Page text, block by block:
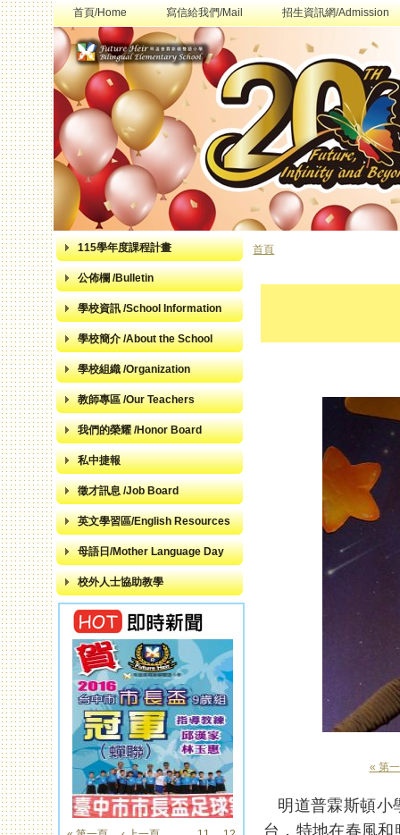
首頁/Home 寫信給我們/Mail 招生資訊網/Admission
115學年度課程計畫
公佈欄 /Bulletin
學校資訊 /School Information
學校簡介 /About the School
學校組織 /Organization
教師專區 /Our Teachers
我們的榮耀 /Honor Board
私中捷報
徵才訊息 /Job Board
英文學習區/English Resources
母語日/Mother Language Day
校外人士協助教學
首頁
« 第
明道普霖斯頓小
台，特地在春風